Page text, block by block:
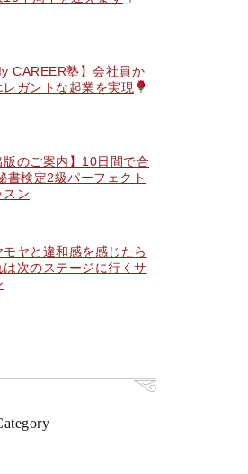
CAREER塾】会社員か
レガントな起業を実現
版のご案内】10日間で合
書検定2級パーフェクト
スン
モヤと違和感を感じたら
は次のステージに行くサ